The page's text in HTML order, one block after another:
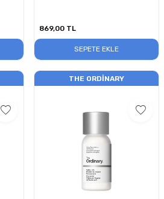
869,00 TL
SEPETE EKLE
THE ORDINARY